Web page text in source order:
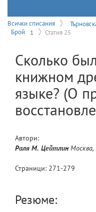
Всички списания
Брой
1 Статия 25
Сколько
книжном
языке? (О
Автори:
Раля М. Цейтлин Москва,
Страници: 271-279
Резюме: